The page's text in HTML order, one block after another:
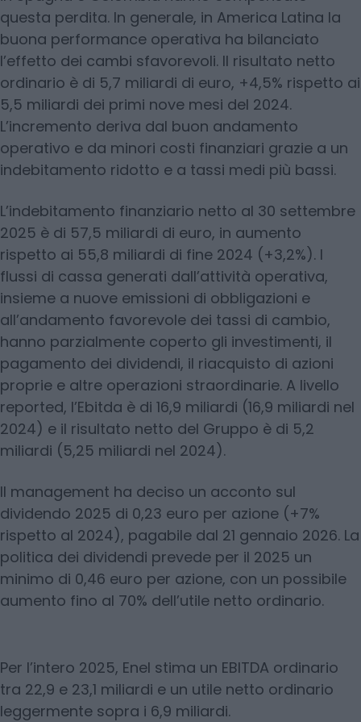
questa perdita. In generale, in America Latina la
buona performance operativa ha bilanciato
l’effetto dei cambi sfavorevoli. Il risultato netto
ordinario è di 5,7 miliardi di euro, +4,5% rispetto ai
5,5 miliardi dei primi nove mesi del 2024.
L’incremento deriva dal buon andamento
operativo e da minori costi finanziari grazie a un
indebitamento ridotto e a tassi medi più bassi.
L’indebitamento finanziario netto al 30 settembre
2025 è di 57,5 miliardi di euro, in aumento
rispetto ai 55,8 miliardi di fine 2024 (+3,2%). I
flussi di cassa generati dall’attività operativa,
insieme a nuove emissioni di obbligazioni e
all’andamento favorevole dei tassi di cambio,
hanno parzialmente coperto gli investimenti, il
pagamento dei dividendi, il riacquisto di azioni
proprie e altre operazioni straordinarie. A livello
reported, l’Ebitda è di 16,9 miliardi (16,9 miliardi nel
2024) e il risultato netto del Gruppo è di 5,2
miliardi (5,25 miliardi nel 2024).
Il management ha deciso un acconto sul
dividendo 2025 di 0,23 euro per azione (+7%
rispetto al 2024), pagabile dal 21 gennaio 2026. La
politica dei dividendi prevede per il 2025 un
minimo di 0,46 euro per azione, con un possibile
aumento fino al 70% dell’utile netto ordinario.
Per l’intero 2025, Enel stima un EBITDA ordinario
tra 22,9 e 23,1 miliardi e un utile netto ordinario
leggermente sopra i 6,9 miliardi.